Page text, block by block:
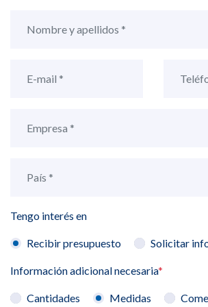
Tengo interés en
Recibir presupuesto Solicitar
Información adicional necesaria*
Cantidades Medidas